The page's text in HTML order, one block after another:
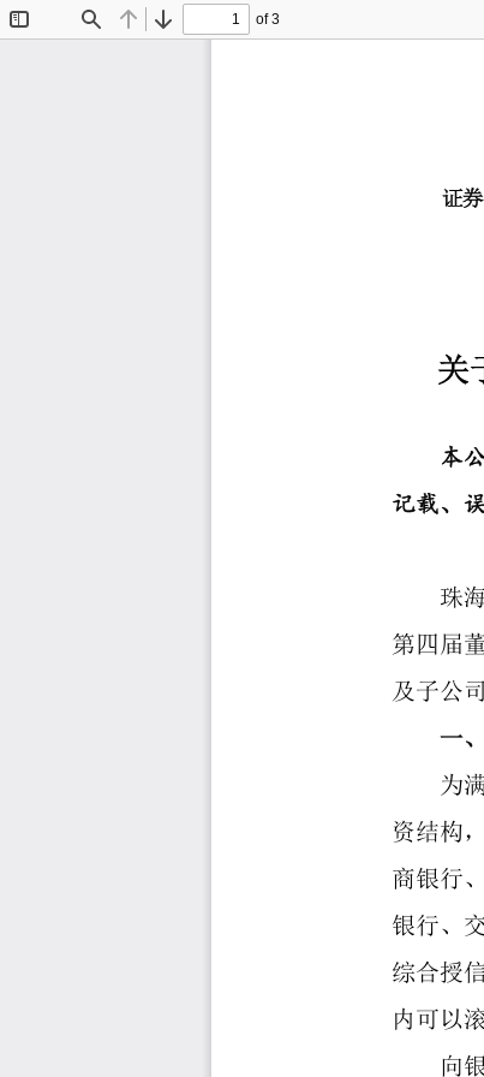
Find Previous
Next
of 3
证
关
本
记载、
珠
第 四 届
及子公
一
为
资结构
商银行
银行、
综合授
内可以
向